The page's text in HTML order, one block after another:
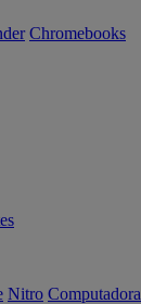
Chromebooks
Nitro